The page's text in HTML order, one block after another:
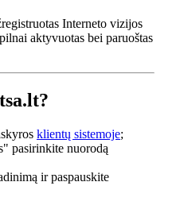
Interneto vizijos
aktyvuotas bei paruoštas
klientų sistemoje;
pasirinkite nuorodą
ir paspauskite